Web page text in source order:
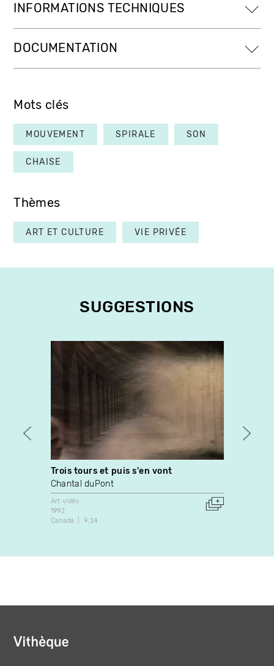
INFORMATIONS TECHNIQUES
DOCUMENTATION
Mots clés
MOUVEMENT SPIRALE SON
CHAISE
Thèmes
ART ET CULTURE VIE PRIVÉE
SUGGESTIONS
Trois tours et puis s'en vont
Chantal duPont
Art vidéo
1992
Canada
9:24